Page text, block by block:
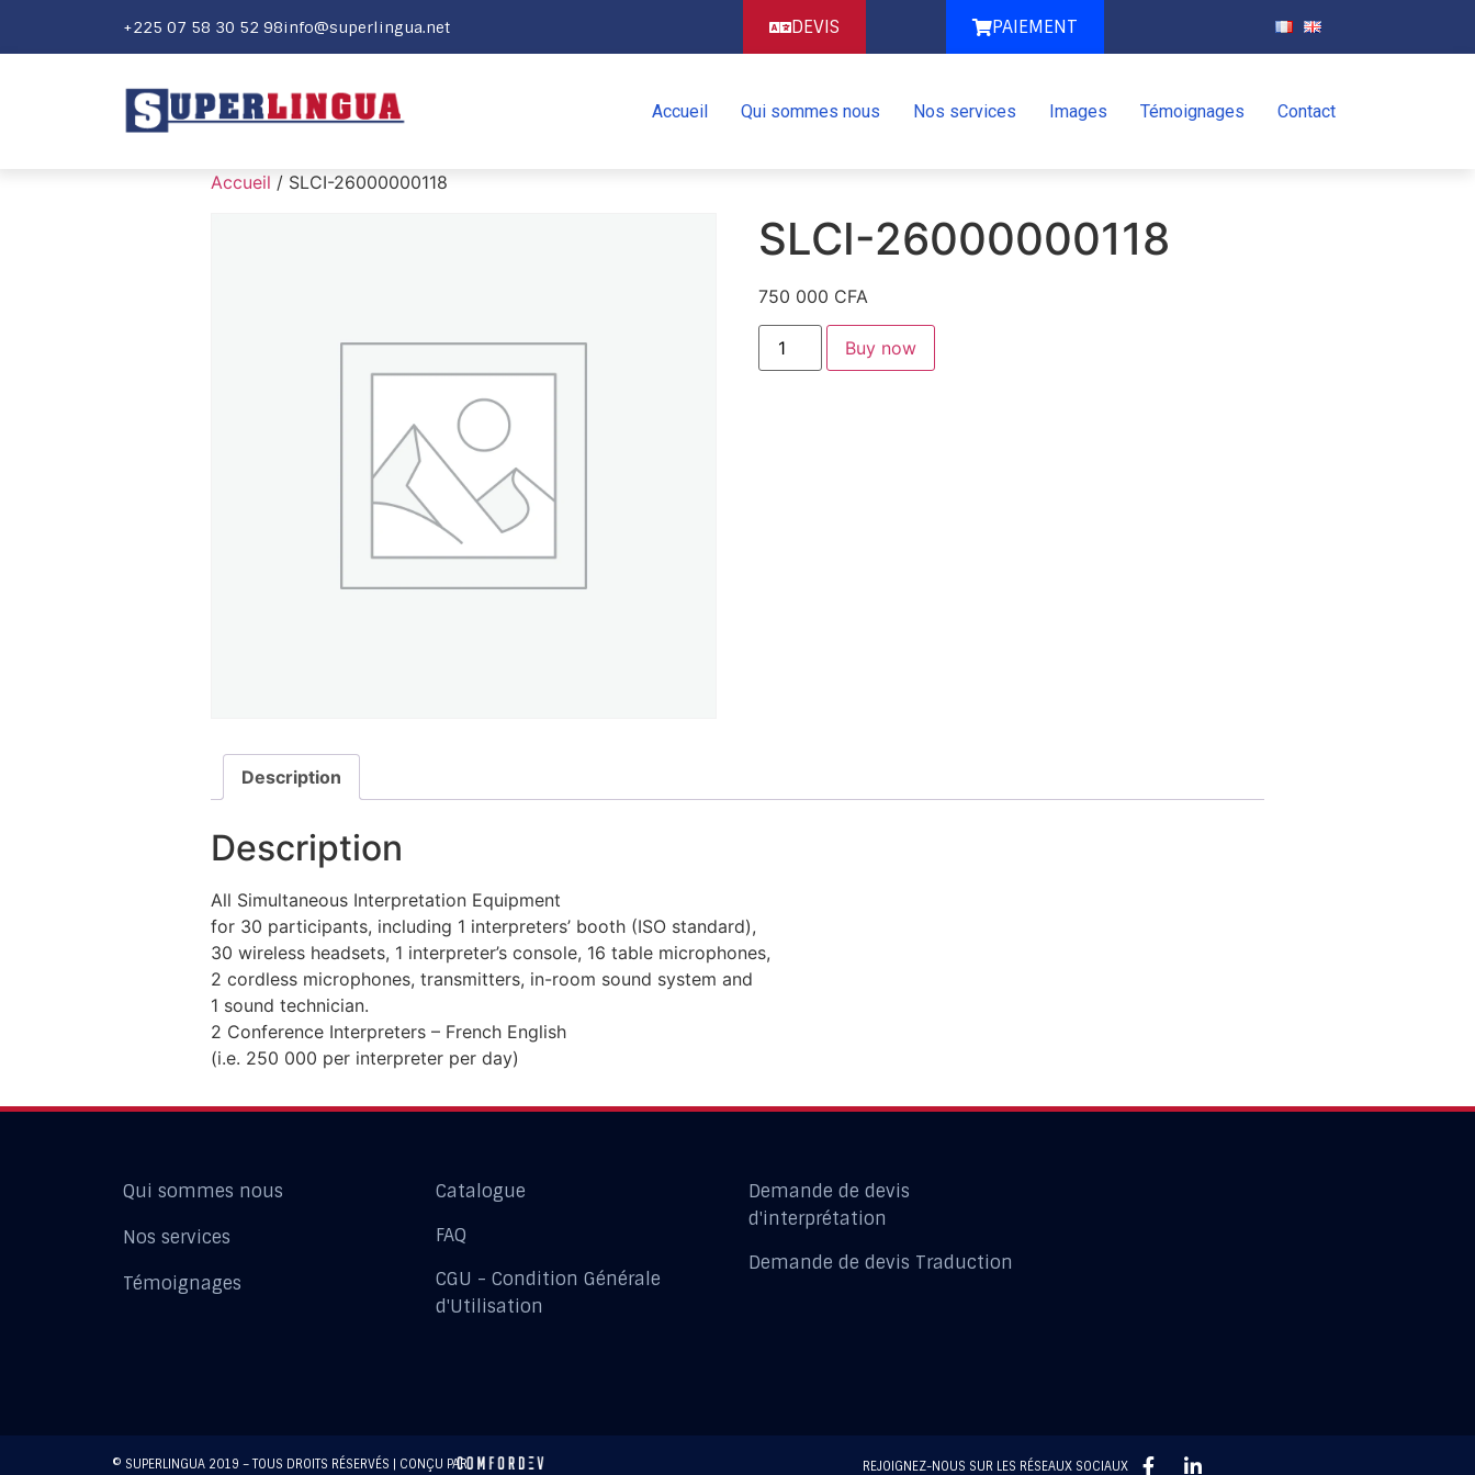
+225 07 58 30 52 98info@superlingua.net DEVIS PAIEMENT
Accueil Qui sommes nous Nos services Images Témoignages Contact
Accueil / SLCI-26000000118
SLCI-26000000118
750 000 CFA
Buy now
Description
Description
All Simultaneous Interpretation Equipment
for 30 participants, including 1 interpreters’ booth (ISO standard),
30 wireless headsets, 1 interpreter’s console, 16 table microphones,
2 cordless microphones, transmitters, in-room sound system and
1 sound technician.
2 Conference Interpreters – French English
(i.e. 250 000 per interpreter per day)
Qui sommes nous
Nos services
Témoignages
Catalogue
FAQ
CGU - Condition Générale
d'Utilisation
Demande de devis
d'interprétation
Demande de devis Traduction
© SUPERLINGUA 2019 – TOUS DROITS RÉSERVÉS | CONÇU PAR REJOIGNEZ-NOUS SUR LES RÉSEAUX SOCIAUX